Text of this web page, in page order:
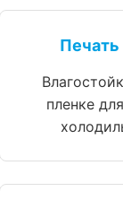
пленке